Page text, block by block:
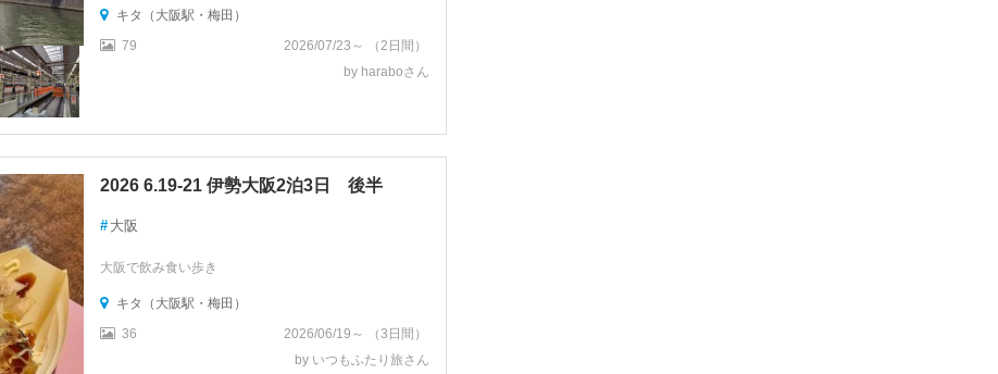
キタ（大阪駅・梅田）
79
2026/07/23～ （2日間）
by haraboさん
2026 6.19-21 伊勢大阪2泊3日 後半
# 大阪
大阪で飲み食い歩き
キタ（大阪駅・梅田）
36
2026/06/19～ （3日間）
by いつもふたり旅さん